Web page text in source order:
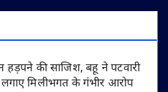
हड़पने की साजिश, बहू ने पटवारी
लगाए मिलीभगत के गंभीर आरोप